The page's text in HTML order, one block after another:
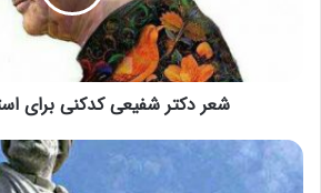
شعر دکتر شفیعی کدکنی برای